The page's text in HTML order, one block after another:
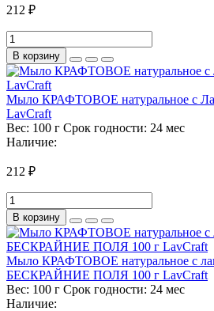
212 ₽
В корзину
Мыло КРАФТОВОЕ натуральное с
LavCraft
Вес: 100 г Срок годности: 24 мес
Наличие:
212 ₽
В корзину
Мыло КРАФТОВОЕ натуральное с
БЕСКРАЙНИЕ ПОЛЯ 100 г LavCraft
Вес: 100 г Срок годности: 24 мес
Наличие: